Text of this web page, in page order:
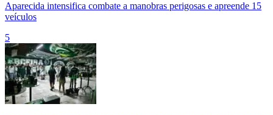
Aparecida intensifica combate a manobras perigosas e apreende 15
veículos
5